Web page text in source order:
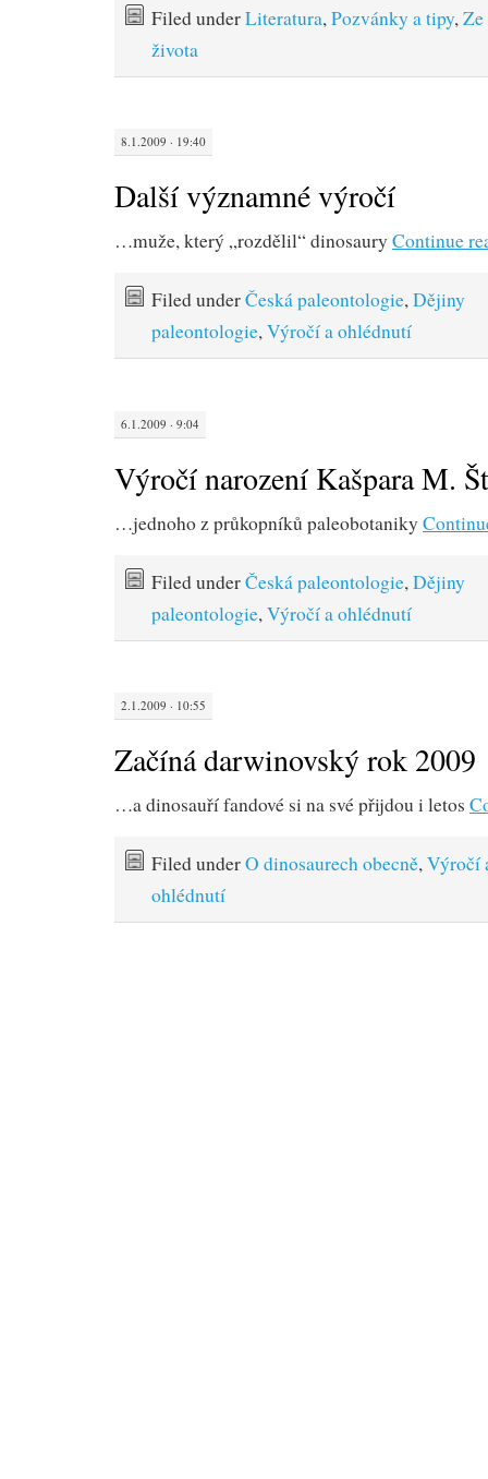
Filed underLiteratura, Pozvánky a tipy, Ze
života
8.1.2009 · 19:40
Další významné výročí
…muže, který „rozdělil“ dinosaury Continue
Filed underČeská paleontologie,Dějiny
paleontologie,Výročí a ohlédnutí
6.1.2009 · 9:04
Výročí narození Kašpara M.
…jednoho z průkopníků paleobotaniky
Filed underČeská paleontologie,Dějiny
paleontologie,Výročí a ohlédnutí
2.1.2009 · 10:55
Začíná darwinovský rok 2009
…a dinosauří fandové si na své přijdou i letos
Filed underO dinosaurech obecně,Výročí
ohlédnutí